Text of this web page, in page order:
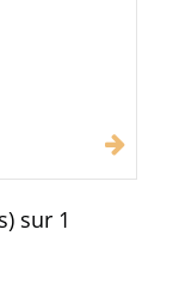
sur 1